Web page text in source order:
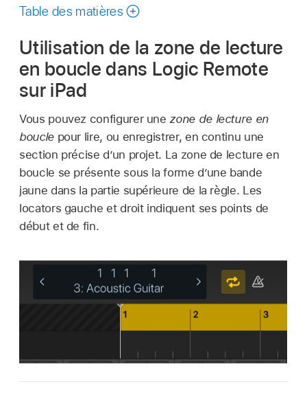
ce
Table des matières
Utilisation de la zone de lecture
en boucle dans Logic Remote
sur iPad
Vous pouvez configurer une zone de lecture en
bouclepour lire, ou enregistrer, en continu une
section précise d’un projet. La zone de lecture en
boucle se présente sous la forme d’une bande
jaune dans la partie supérieure de la règle. Les
locators gauche et droit indiquent ses points de
début et de fin.